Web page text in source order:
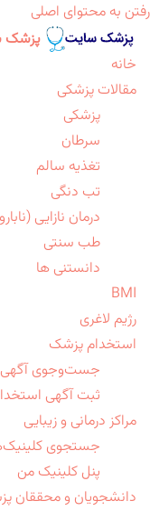
رفتن به محتوای اصلی
پزشک
خانه
مقالات پزشکی
پزشکی
سرطان
تغذیه سالم
تب دنگی
درمان نازایی
طب سنتی
دانستنی ها
BMI
رژیم لاغری
استخدام پزشک
جست‌وجوی
ثبت آگهی
مراکز درمانی و زیبایی
جستجوی
پنل کلینیک من
دانشجویان و محققان